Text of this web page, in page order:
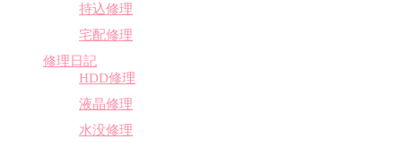
持込修理
宅配修理
修理日記
HDD修理
液晶修理
水没修理